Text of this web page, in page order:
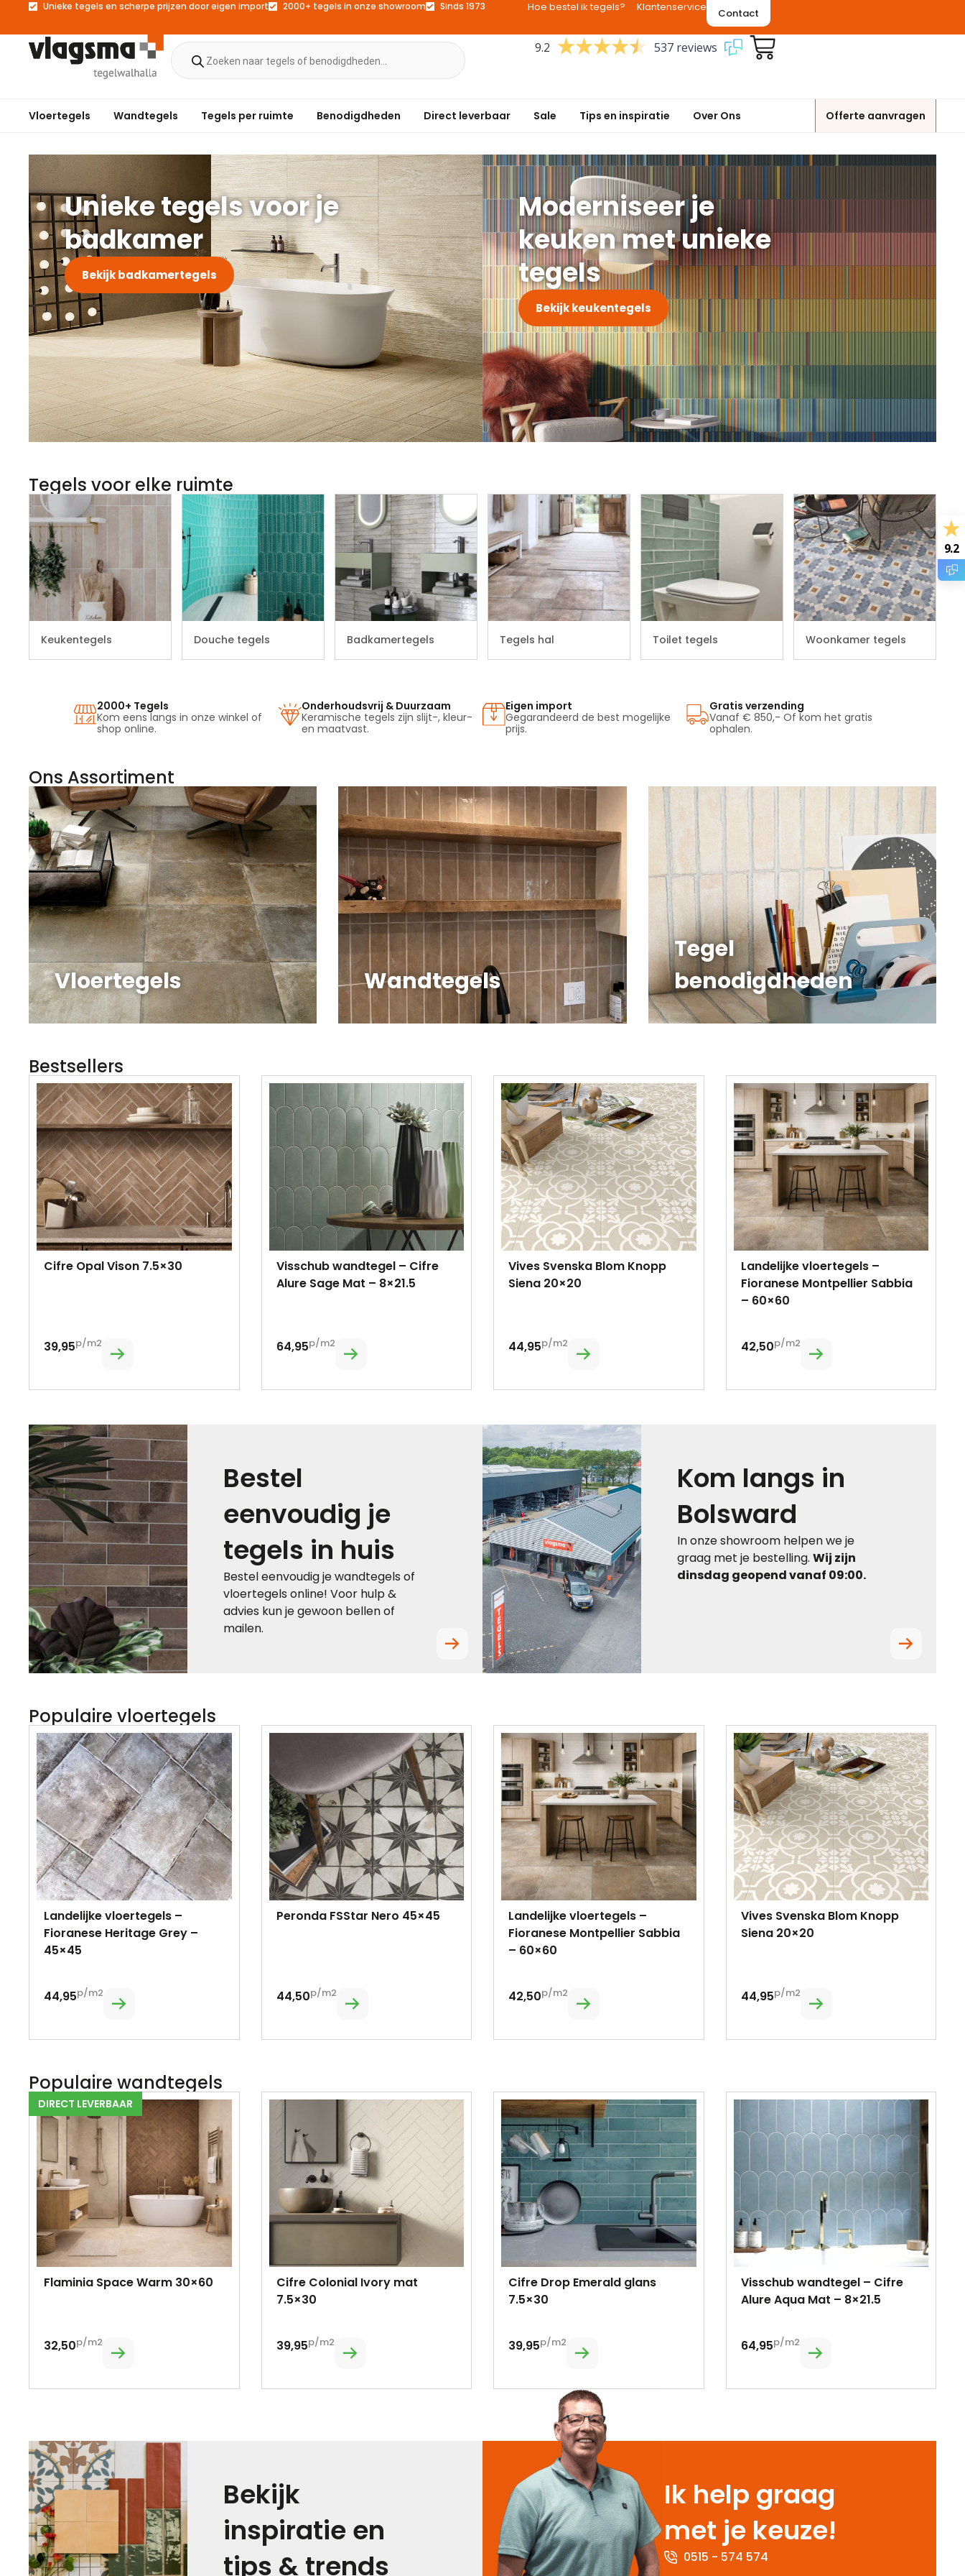
Unieke tegels en scherpe prijzen door eigen import 2000+ tegels in onze showroom Sinds 1973 Hoe bestel ik tegels? Klantenservice Contact
9.2 537 reviews
Vloertegels Wandtegels Tegels per ruimte Benodigdheden Direct leverbaar Sale Tips en inspiratie Over Ons Offerte aanvragen
Unieke tegels voor je
badkamer
Bekijk badkamertegels
Moderniseer je
keuken met unieke
tegels
Bekijk keukentegels
Tegels voor elke ruimte
Keukentegels Douche tegels Badkamertegels Tegels hal Toilet tegels Woonkamer tegels
2000+ Tegels
Kom eens langs in onze winkel of
shop online.
Onderhoudsvrij & Duurzaam
Keramische tegels zijn slijt-, kleur-
en maatvast.
Eigen import
Gegarandeerd de best mogelijke
prijs.
Gratis verzending
Vanaf € 850,- Of kom het gratis
ophalen.
Ons Assortiment
Vloertegels Wandtegels
Tegel
benodigdheden
Bestsellers
Cifre Opal Vison 7.5×30
39,95p/m2
Visschub wandtegel – Cifre
Alure Sage Mat – 8×21.5
64,95p/m2
Vives Svenska Blom Knopp
Siena 20×20
44,95p/m2
Landelijke vloertegels –
Fioranese Montpellier Sabbia
– 60×60
42,50p/m2
Bestel
eenvoudig je
tegels in huis
Bestel eenvoudig je wandtegels of
vloertegels online! Voor hulp &
advies kun je gewoon bellen of
mailen.
Kom langs in
Bolsward
In onze showroom helpen we je
graag met je bestelling.Wij zijn
dinsdag geopend vanaf 09:00.
Populaire vloertegels
Landelijke vloertegels –
Fioranese Heritage Grey –
45×45
44,95p/m2
Peronda FSStar Nero 45×45
44,50p/m2
Landelijke vloertegels –
Fioranese Montpellier Sabbia
– 60×60
42,50p/m2
Vives Svenska Blom Knopp
Siena 20×20
44,95p/m2
Populaire wandtegels
DIRECT LEVERBAAR
Flaminia Space Warm 30×60
32,50p/m2
Cifre Colonial Ivory mat
7.5×30
39,95p/m2
Cifre Drop Emerald glans
7.5×30
39,95p/m2
Visschub wandtegel – Cifre
Alure Aqua Mat – 8×21.5
64,95p/m2
Bekijk
inspiratie en
tips & trends
Ik help graag
met je keuze!
0515 - 574 574
9.2